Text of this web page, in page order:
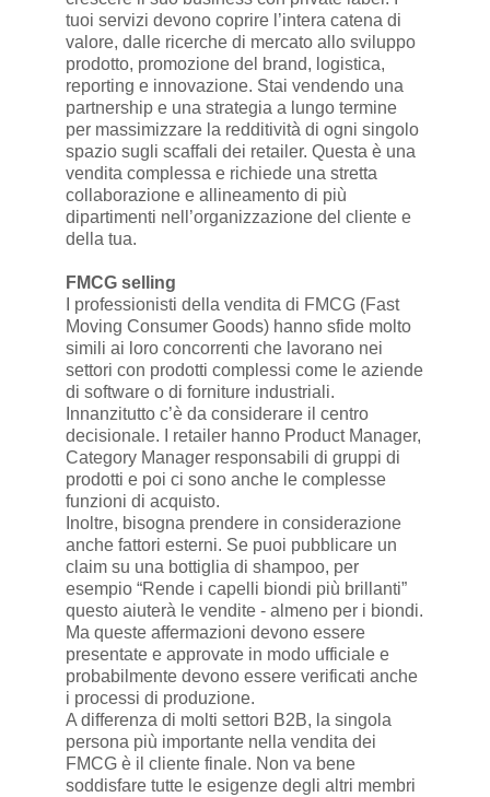
tuoi servizi devono coprire l’intera catena di
valore, dalle ricerche di mercato allo sviluppo
prodotto, promozione del brand, logistica,
reporting e innovazione. Stai vendendo una
partnership e una strategia a lungo termine
per massimizzare la redditività di ogni singolo
spazio sugli scaffali dei retailer. Questa è una
vendita complessa e richiede una stretta
collaborazione e allineamento di più
dipartimenti nell’organizzazione del cliente e
della tua.
FMCG selling
I professionisti della vendita di FMCG (Fast
Moving Consumer Goods) hanno sfide molto
simili ai loro concorrenti che lavorano nei
settori con prodotti complessi come le aziende
di software o di forniture industriali.
Innanzitutto c’è da considerare il centro
decisionale. I retailer hanno Product Manager,
Category Manager responsabili di gruppi di
prodotti e poi ci sono anche le complesse
funzioni di acquisto.
Inoltre, bisogna prendere in considerazione
anche fattori esterni. Se puoi pubblicare un
claim su una bottiglia di shampoo, per
esempio “Rende i capelli biondi più brillanti”
questo aiuterà le vendite - almeno per i biondi.
Ma queste affermazioni devono essere
presentate e approvate in modo ufficiale e
probabilmente devono essere verificati anche
i processi di produzione.
A differenza di molti settori B2B, la singola
persona più importante nella vendita dei
FMCG è il cliente finale. Non va bene
soddisfare tutte le esigenze degli altri membri